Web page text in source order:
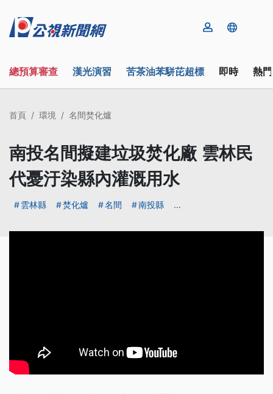
總預算審查 漢光演習 苦茶油苯駢芘超標 即時 熱
首頁 環境 名間焚化爐
南投名間擬建垃圾焚化廠 雲林民
代憂汙染縣內灌溉用水
雲林縣 焚化爐 名間 南投縣 ...